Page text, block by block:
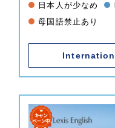
日本人が少なめ
母国語禁止あり